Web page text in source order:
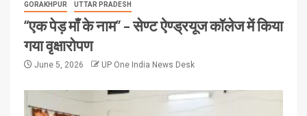
GORAKHPUR UTTAR PRADESH
“एक पेड़ माँ के नाम” – सेण्ट ऐण्ड्रयूज कॉलेज में किया
गया वृक्षारोपण
June 5, 2026 UP One India News Desk